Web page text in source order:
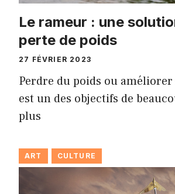
Le rameur : une
perte de poids
27 FÉVRIER 2023
Perdre du poids ou
est un des objectifs de
plus
ART CULTURE